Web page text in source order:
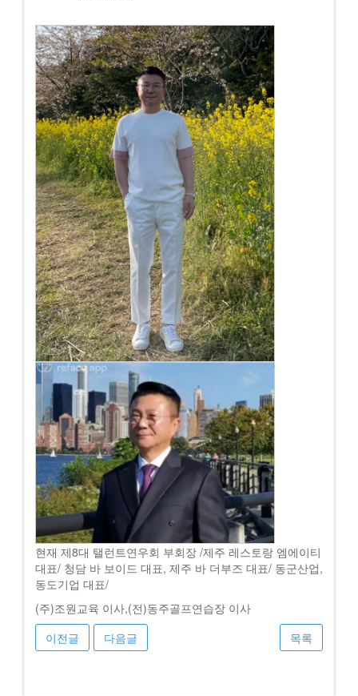
현재 제8대 탤런트연우회 부회장 /제주 레스토랑 엠에이티
대표/ 청담 바 보이드 대표, 제주 바 더부즈 대표/ 동군산업,
동도기업 대표/
(주)조원교육 이사,(전)동주골프연습장 이사
이전글
다음글 목록